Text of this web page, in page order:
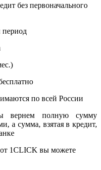
без первоначального
период
по всей России
вернем полную сумму
а сумма, взятая в кредит,
1CLICK вы можете